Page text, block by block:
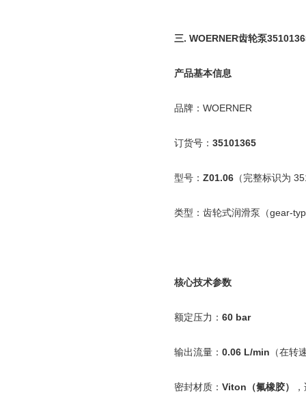
三. WOERNER齿轮泵
产品基本信息
品牌： WOERNER
订货号： 35101365
型号： Z01.06 （完整标识为
类型：齿轮式润滑泵（gear-
核心技术参数
额定压力： 60 bar
输出流量： 0.06 L/min （在转
密封材质： Viton （氟橡胶）